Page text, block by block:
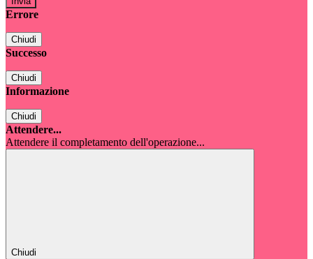
Errore
Chiudi
Successo
Chiudi
Informazione
Chiudi
Attendere...
Attendere il completamento dell'operazione...
Chiudi